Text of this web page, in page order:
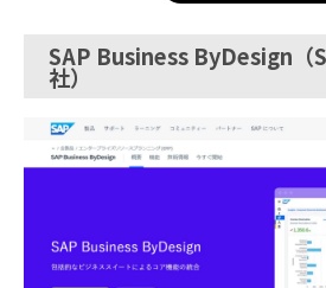
SAP Business ByDesign（
社）